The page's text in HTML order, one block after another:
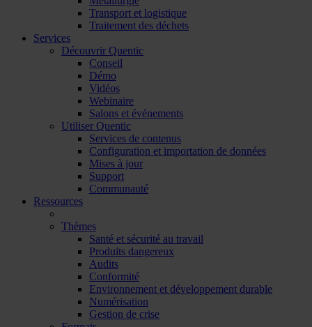
Transport et logistique
Traitement des déchets
Services
Découvrir Quentic
Conseil
Démo
Vidéos
Webinaire
Salons et événements
Utiliser Quentic
Services de contenus
Configuration et importation de données
Mises à jour
Support
Communauté
Ressources
Thèmes
Santé et sécurité au travail
Produits dangereux
Audits
Conformité
Environnement et développement durable
Numérisation
Gestion de crise